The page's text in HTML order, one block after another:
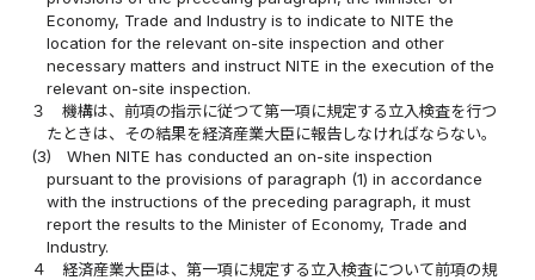
Economy, Trade and Industry is to indicate to NITE the
location for the relevant on-site inspection and other
necessary matters and instruct NITE in the execution of the
relevant on-site inspection.
３
機構は、前項の指示に従つて第一項に規定する立入検査を行つ
たときは、その結果を経済産業大臣に報告しなければならない。
(3)
When NITE has conducted an on-site inspection
pursuant to the provisions of paragraph (1) in accordance
with the instructions of the preceding paragraph, it must
report the results to the Minister of Economy, Trade and
Industry.
４
経済産業大臣は、第一項に規定する立入検査について前項の規